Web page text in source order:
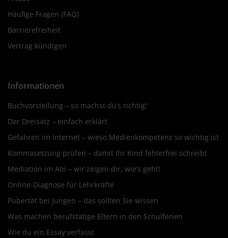
Häufige Fragen (FAQ)
Barrierefreiheit
Vertrag kündigen
Informationen
Buchvorstellung – so machst du’s richtig!
Der Dreisatz – einfach erklärt
Gefahren im Internet – wieso Medienkompetenz so wichtig ist
Kommasetzung prüfen – damit Ihr Kind fehlerfrei schreibt
Mediation im Abi – wir zeigen dir, wie’s geht!
Online-Diagnose für Lehrkräfte
Pubertät bei Jungen – das sollten Sie wissen
Was machen berufstätige Eltern in den Schulferien
Wie du ein Essay verfasst